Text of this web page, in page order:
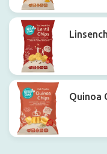
Quinoa